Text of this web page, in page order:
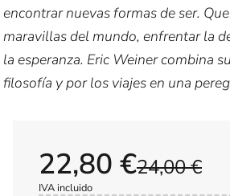
encontrar nuevas formas de ser.
maravillas del mundo, enfrentar la
la esperanza. Eric Weiner combina
filosofía y por los viajes en una
24,00 €
22,80 €
IVA incluido